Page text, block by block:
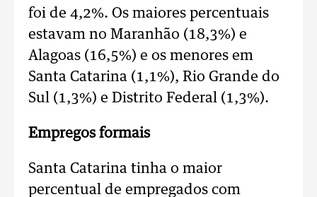
foi de 4,2%. Os maiores percentuais
estavam no Maranhão (18,3%) e
Alagoas (16,5%) e os menores em
Santa Catarina (1,1%), Rio Grande do
Sul (1,3%) e Distrito Federal (1,3%).
Empregos formais
Santa Catarina tinha o maior
percentual de empregados com